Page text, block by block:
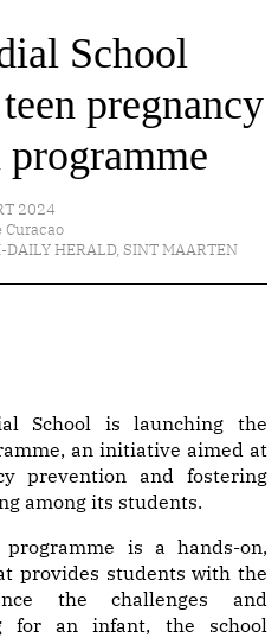
School
pregnancy
2024
Curacao
DAILY HERALD, SINT MAARTEN
School is launching the
an initiative aimed at
prevention and fostering
among its students.
is a hands-on,
provides students with the
the challenges and
for an infant, the school